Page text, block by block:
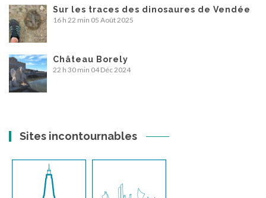
Sur les traces des dinosaures de Vendée
16 h 22 min 05 Août 2025
Château Borely
22 h 30 min 04 Déc 2024
Sites incontournables